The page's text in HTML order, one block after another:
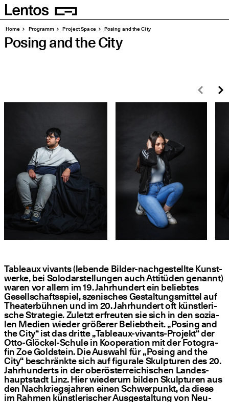
Homepage
Seiten
Home Pro­gramm Pro­ject Space Posing and the City
Posing and the City
Tableaux vivants (leben­de Bil­der-nach­ge­stell­te Kunst­
wer­ke, bei Solo­dar­stel­lun­gen auch Atti­tü­den genannt)
waren vor allem im 19. Jahr­hun­dert ein belieb­tes
Gesell­schafts­spiel, sze­ni­sches Gestal­tungs­mit­tel auf
Thea­ter­büh­nen und im 20. Jahr­hun­dert oft künst­le­ri­
sche Stra­te­gie. Zuletzt erfreu­ten sie sich in den sozia­
len Medi­en wie­der grö­ße­rer Beliebt­heit.„Posing and
the City“ ist das drit­te„Tableaux-vivants-Pro­jekt“ der
Otto-Glö­ckel-Schu­le in Koope­ra­ti­on mit der Foto­gra­
fin Zoe Gold­stein. Die Aus­wahl für„Posing and the
City“ beschränk­te sich auf figu­ra­le Skulp­tu­ren des 20.
Jahr­hun­derts in der ober­ös­ter­rei­chi­schen Lan­des­
haupt­stadt Linz. Hier wie­der­um bil­den Skulp­tu­ren aus
den Nach­kriegs­jah­ren einen Schwer­punkt, da die­se
im Rah­men künst­le­ri­scher Aus­ge­stal­tung von Neu­